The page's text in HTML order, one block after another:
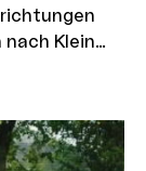
nach Klein